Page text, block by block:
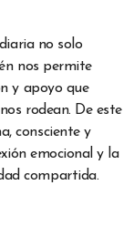
no solo
nos permite
y apoyo que
rodean. De este
consciente y
emocional y la
compartida.